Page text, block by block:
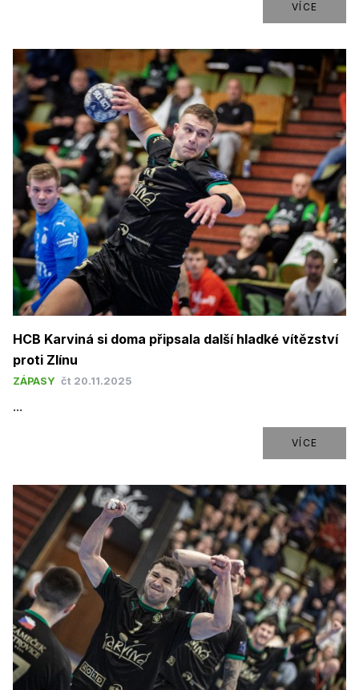
VÍCE
HCB Karviná si doma připsala další hladké vítězství
proti Zlínu
ZÁPASY čt 20.11.2025
...
VÍCE